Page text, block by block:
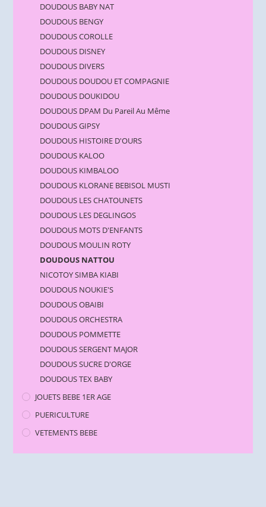
DOUDOUS BABY NAT
DOUDOUS BENGY
DOUDOUS COROLLE
DOUDOUS DISNEY
DOUDOUS DIVERS
DOUDOUS DOUDOU ET COMPAGNIE
DOUDOUS DOUKIDOU
DOUDOUS DPAM Du Pareil Au Même
DOUDOUS GIPSY
DOUDOUS HISTOIRE D'OURS
DOUDOUS KALOO
DOUDOUS KIMBALOO
DOUDOUS KLORANE BEBISOL MUSTI
DOUDOUS LES CHATOUNETS
DOUDOUS LES DEGLINGOS
DOUDOUS MOTS D'ENFANTS
DOUDOUS MOULIN ROTY
DOUDOUS NATTOU
NICOTOY SIMBA KIABI
DOUDOUS NOUKIE'S
DOUDOUS OBAIBI
DOUDOUS ORCHESTRA
DOUDOUS POMMETTE
DOUDOUS SERGENT MAJOR
DOUDOUS SUCRE D'ORGE
DOUDOUS TEX BABY
JOUETS BEBE 1ER AGE
PUERICULTURE
VETEMENTS BEBE